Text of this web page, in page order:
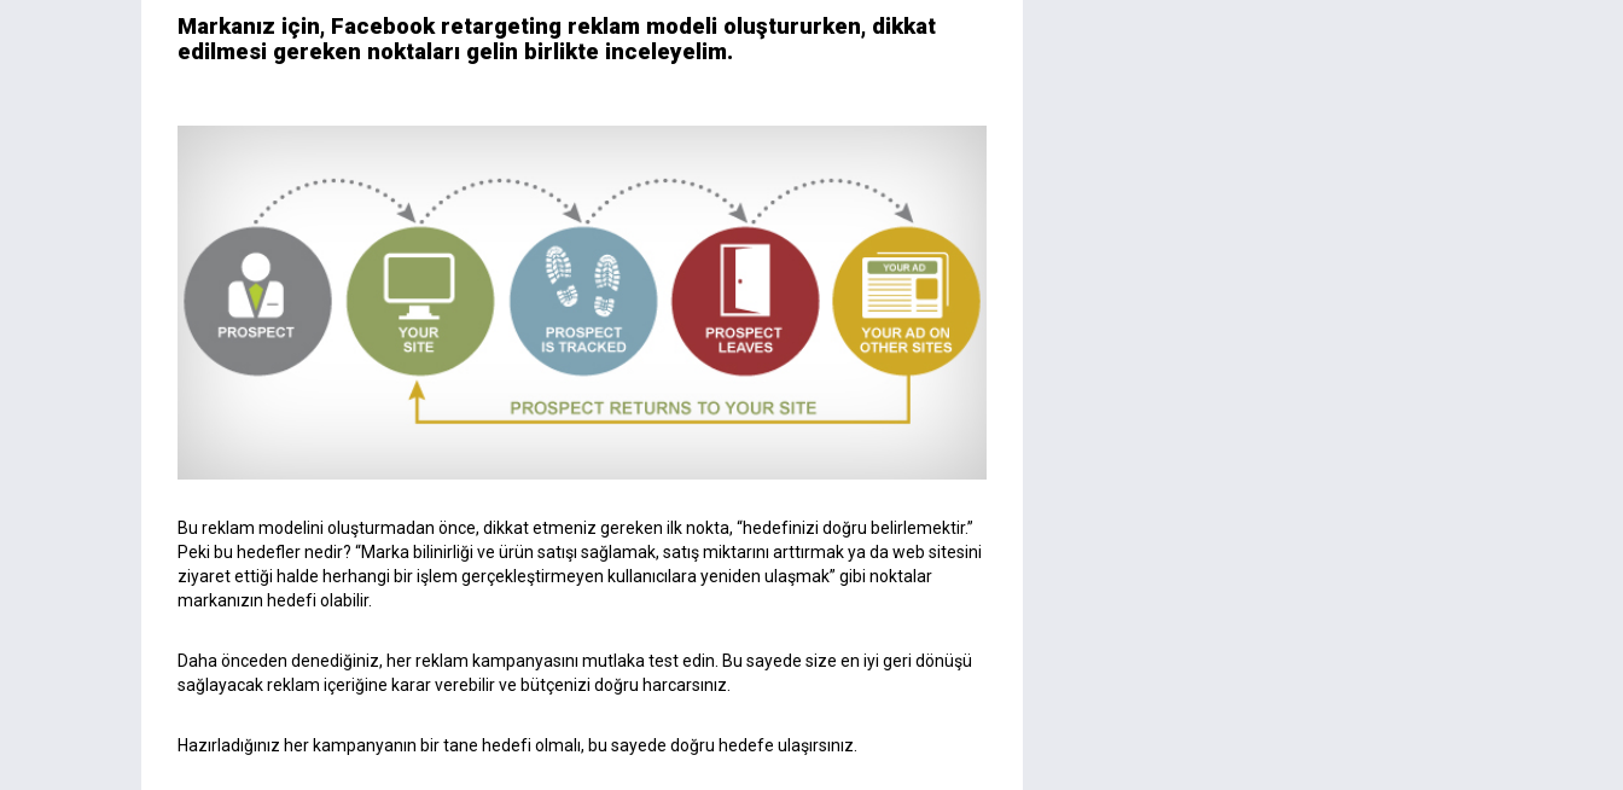
Markanız için, Facebook retargeting reklam modeli oluştururken, dikkat
edilmesi gereken noktaları gelin birlikte inceleyelim.
Bu reklam modelini oluşturmadan önce, dikkat etmeniz gereken ilk nokta, “hedefinizi doğru belirlemektir.”
Peki bu hedefler nedir? “Marka bilinirliği ve ürün satışı sağlamak, satış miktarını arttırmak ya da web sitesini
ziyaret ettiği halde herhangi bir işlem gerçekleştirmeyen kullanıcılara yeniden ulaşmak” gibi noktalar
markanızın hedefi olabilir.
Daha önceden denediğiniz, her reklam kampanyasını mutlaka test edin. Bu sayede size en iyi geri dönüşü
sağlayacak reklam içeriğine karar verebilir ve bütçenizi doğru harcarsınız.
Hazırladığınız her kampanyanın bir tane hedefi olmalı, bu sayede doğru hedefe ulaşırsınız.